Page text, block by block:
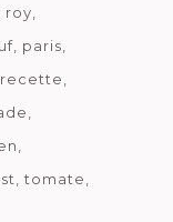
roy
paris
recette
tomate